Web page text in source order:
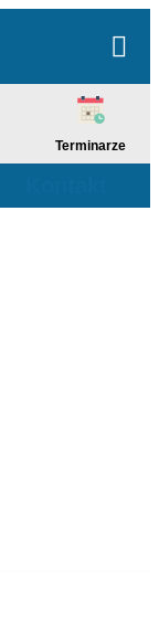
Terminarze